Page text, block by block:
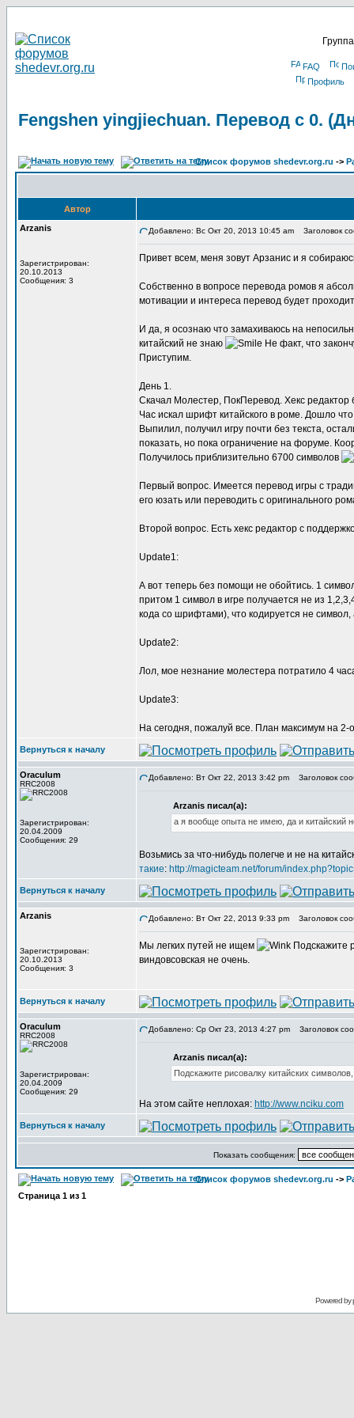
FAQ
Профиль
Fengshen yingjiechuan. Перевод с 0.
Список форумов shedevr.org.ru ->
Автор
Arzanis
Зарегистрирован:
20.10.2013
Сообщения: 3
Добавлено: Вс Окт 20, 2013 10:45 am Заголовок
Привет всем, меня зовут Арзанис и я
Собственно в вопросе перевода ромов я
мотивации и интереса перевод будет
И да, я осознаю что замахиваюсь на
китайский не знаю
Не факт, что
Приступим.
День 1.
Скачал Молестер, ПокПеревод. Хекс редактор
Час искал шрифт китайского в роме. Дошло
Выпилил, получил игру почти без текста,
показать, но пока ограничение на форуме.
Получилось приблизительно 6700 символов
Первый вопрос. Имеется перевод игры с
его юзать или переводить с оригинального
Второй вопрос. Есть хекс редактор с
Update1:
А вот теперь без помощи не обойтись. 1
притом 1 символ в игре получается не из
кода со шрифтами), что кодируется не символ,
Update2:
Лол, мое незнание молестера потратило 4
Update3:
На сегодня, пожалуй все. План максимум на
Вернуться к началу
Oraculum
RRC2008
Зарегистрирован:
20.04.2009
Сообщения: 29
Добавлено: Вт Окт 22, 2013 3:42 pm Заголовок
Arzanis писал(а):
а я вообще опыта не имею, да и китайский
Возьмись за что-нибудь полегче и не на
такие: http://magicteam.net/forum/
Вернуться к началу
Arzanis
Зарегистрирован:
20.10.2013
Сообщения: 3
Добавлено: Вт Окт 22, 2013 9:33 pm Заголовок
Мы легких путей не ищем
Подскажите
виндовсовская не очень.
Вернуться к началу
Oraculum
RRC2008
Зарегистрирован:
20.04.2009
Сообщения: 29
Добавлено: Ср Окт 23, 2013 4:27 pm Заголовок
Arzanis писал(а):
Подскажите рисовалку китайских
На этом сайте неплохая: http://www.nciku.com
Вернуться к началу
Показать сообщения:
Список форумов shedevr.org.ru ->
Страница 1 из 1
Powered by